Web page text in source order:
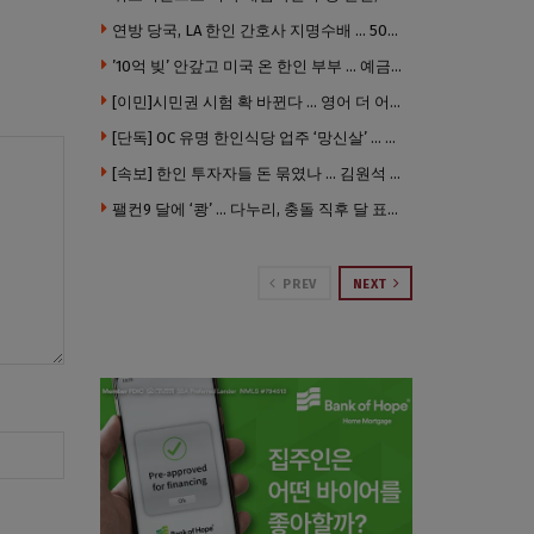
연방 당국, LA 한인 간호사 지명수배 … 500만 달러 메디캐어 사기, 선고 직전 한국 도주
’10억 빚’ 안갚고 미국 온 한인 부부 … 예금보험공사, 미국서 소송
[이민]시민권 시험 확 바뀐다 … 영어 더 어렵게, 민간시험 도입 추진
[단독] OC 유명 한인식당 업주 ‘망신살’ … 육류대금 안 갚자 식당서 공개추심
[속보] 한인 투자자들 돈 묶였나 … 김원석 회사들 챕터7 강제파산·자진파산 잇따라 신청
팰컨9 달에 ‘쾅’ … 다누리, 충돌 직후 달 표면 촬영 유일 탐사선
PREV NEXT